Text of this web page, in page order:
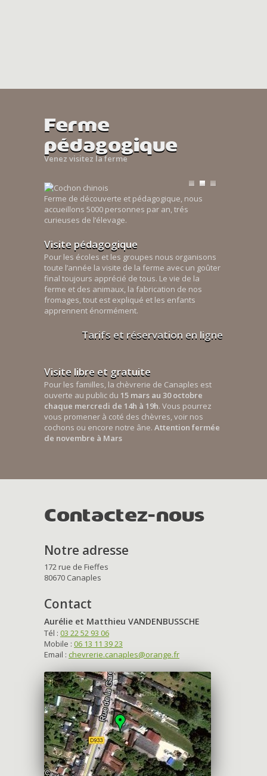
Ferme
pédagogique
Venez visitez la ferme
Ferme de découverte et pédagogique, nous
accueillons 5000 personnes par an, trés
curieuses de l’élevage.
Visite pédagogique
Pour les écoles et les groupes nous organisons
toute l’année la visite de la ferme avec un goûter
final toujours apprécié de tous. Le vie de la
ferme et des animaux, la fabrication de nos
fromages, tout est expliqué et les enfants
apprennent énormément.
Tarifs et réservation en ligne
Visite libre et gratuite
Pour les familles, la chèvrerie de Canaples est
ouverte au public du 15 mars au 30 octobre
chaque mercredi de 14h à 19h. Vous pourrez
vous promener à coté des chèvres, voir nos
cochons ou encore notre âne. Attention fermée
de novembre à Mars
Contactez-nous
Notre adresse
172 rue de Fieffes
80670 Canaples
Contact
Aurélie et Matthieu VANDENBUSSCHE
Tél : 03 22 52 93 06
Mobile : 06 13 11 39 23
Email : chevrerie.canaples@orange.fr